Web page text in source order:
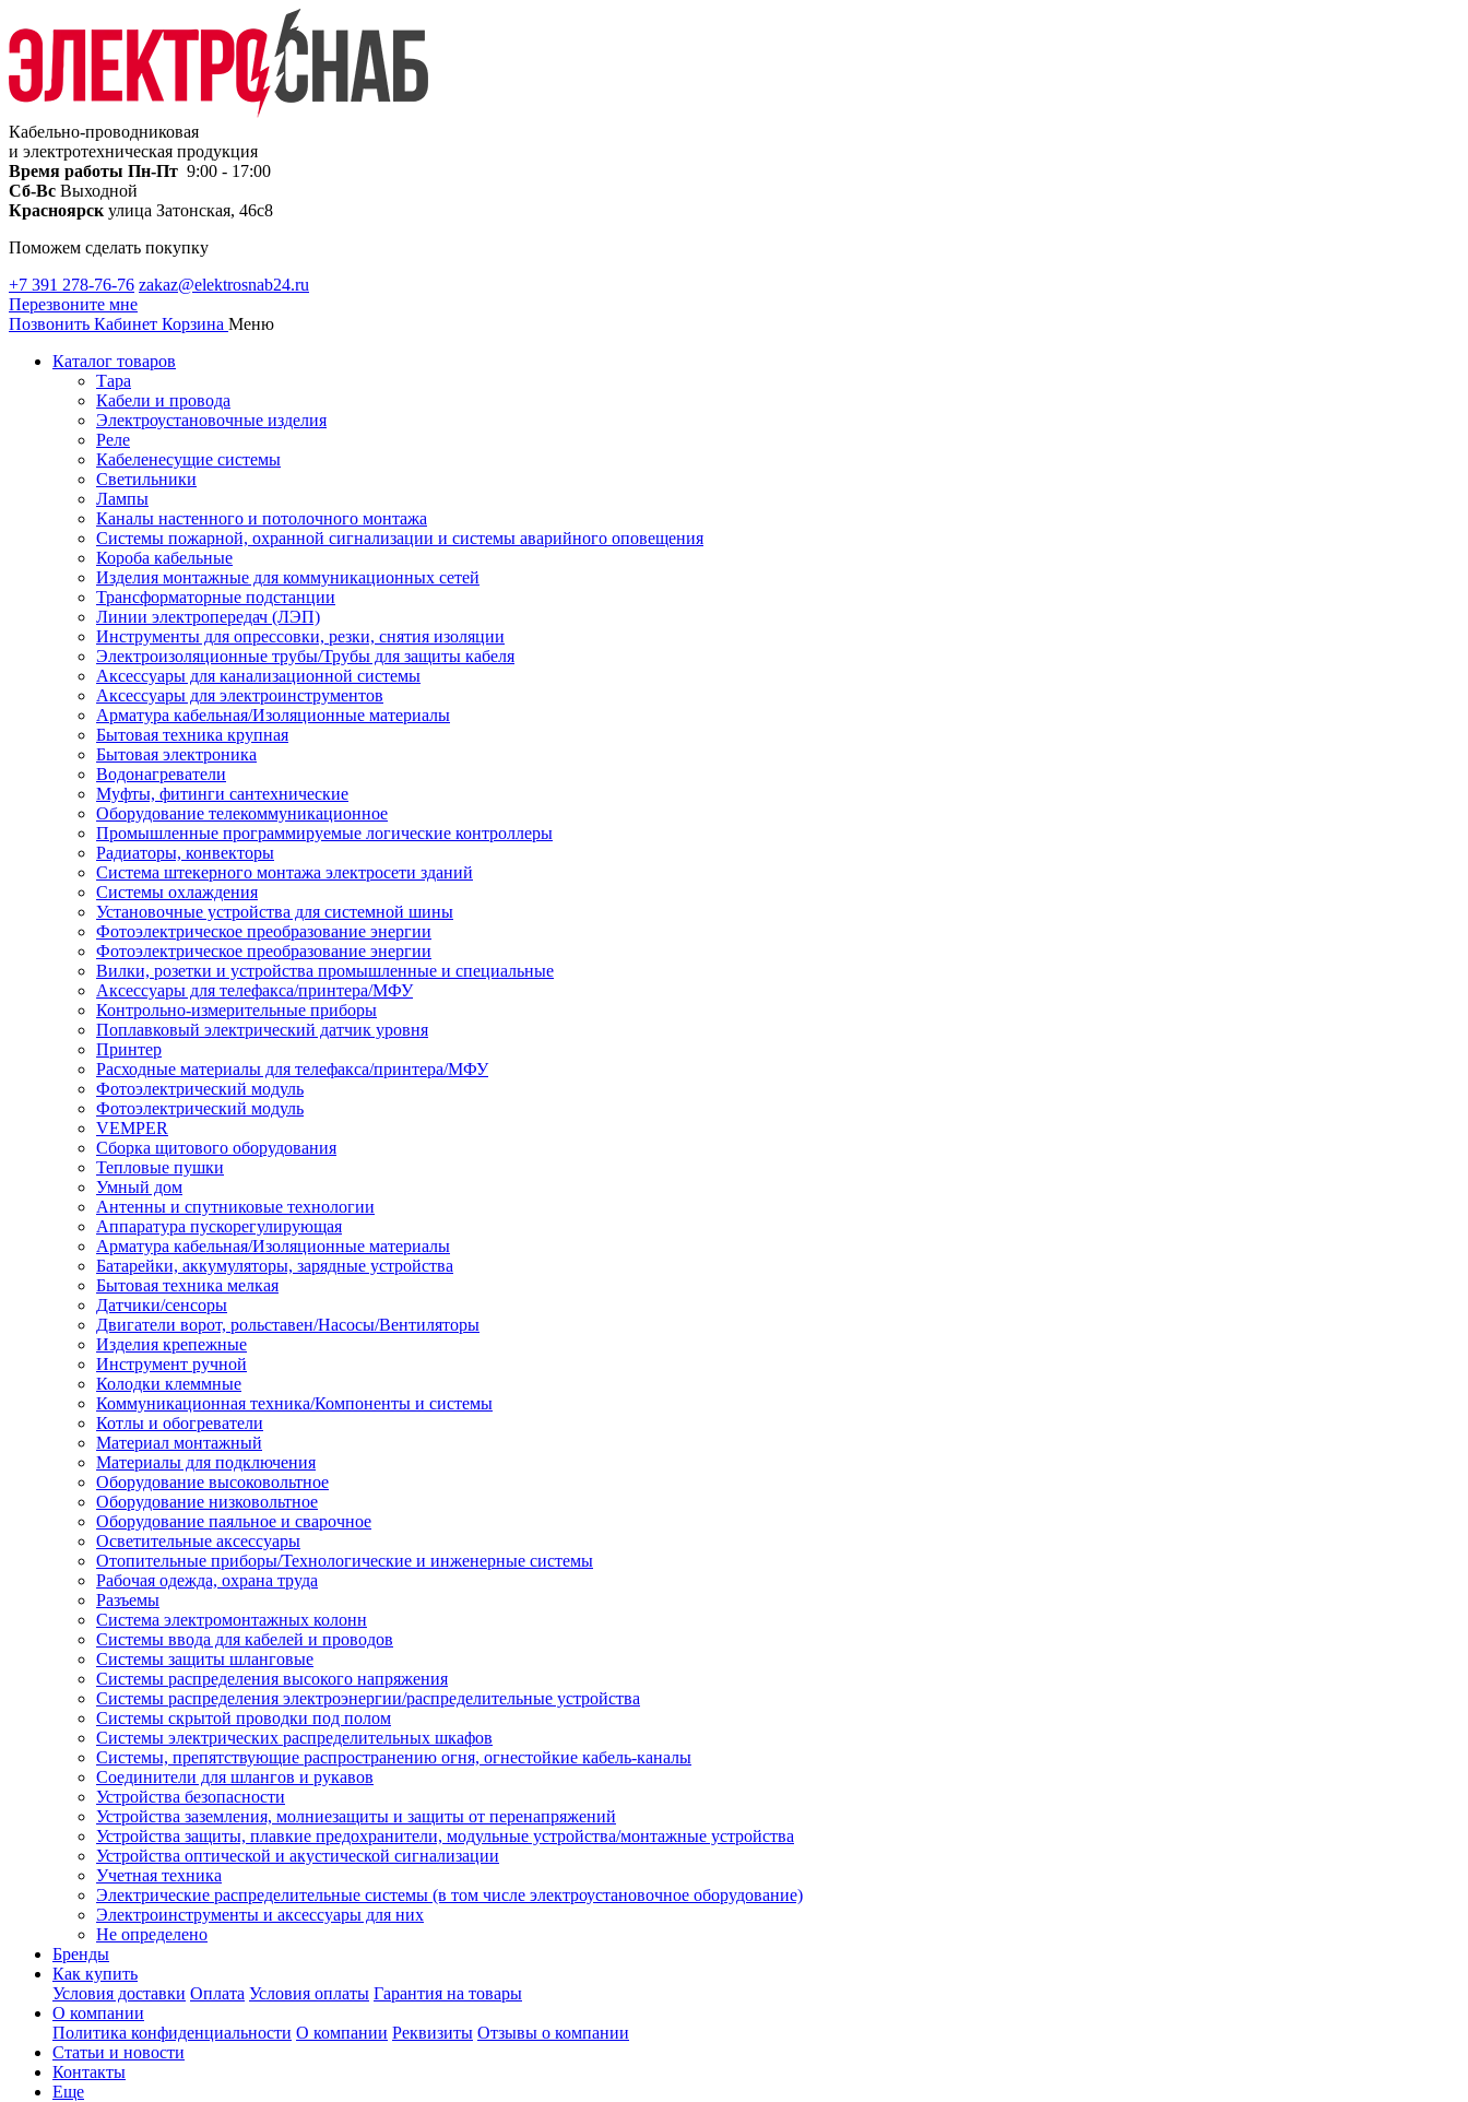
Кабельно-проводниковая
и электротехническая продукция
Время работы Пн-Пт 9:00 - 17:00
Сб-Вс Выходной
Красноярск улица Затонская, 46с8
Поможем сделать покупку
+7 391 278-76-76 zakaz@elektrosnab24.ru
Перезвоните мне
Позвонить Кабинет Корзина Меню
Каталог товаров
Тара
Кабели и провода
Электроустановочные изделия
Реле
Кабеленесущие системы
Светильники
Лампы
Каналы настенного и потолочного монтажа
Системы пожарной, охранной сигнализации и системы аварийного оповещения
Короба кабельные
Изделия монтажные для коммуникационных сетей
Трансформаторные подстанции
Линии электропередач (ЛЭП)
Инструменты для опрессовки, резки, снятия изоляции
Электроизоляционные трубы/Трубы для защиты кабеля
Аксессуары для канализационной системы
Аксессуары для электроинструментов
Арматура кабельная/Изоляционные материалы
Бытовая техника крупная
Бытовая электроника
Водонагреватели
Муфты, фитинги сантехнические
Оборудование телекоммуникационное
Промышленные программируемые логические контроллеры
Радиаторы, конвекторы
Система штекерного монтажа электросети зданий
Системы охлаждения
Установочные устройства для системной шины
Фотоэлектрическое преобразование энергии
Фотоэлектрическое преобразование энергии
Вилки, розетки и устройства промышленные и специальные
Аксессуары для телефакса/принтера/МФУ
Контрольно-измерительные приборы
Поплавковый электрический датчик уровня
Принтер
Расходные материалы для телефакса/принтера/МФУ
Фотоэлектрический модуль
Фотоэлектрический модуль
VEMPER
Сборка щитового оборудования
Тепловые пушки
Умный дом
Антенны и спутниковые технологии
Аппаратура пускорегулирующая
Арматура кабельная/Изоляционные материалы
Батарейки, аккумуляторы, зарядные устройства
Бытовая техника мелкая
Датчики/сенсоры
Двигатели ворот, рольставен/Насосы/Вентиляторы
Изделия крепежные
Инструмент ручной
Колодки клеммные
Коммуникационная техника/Компоненты и системы
Котлы и обогреватели
Материал монтажный
Материалы для подключения
Оборудование высоковольтное
Оборудование низковольтное
Оборудование паяльное и сварочное
Осветительные аксессуары
Отопительные приборы/Технологические и инженерные системы
Рабочая одежда, охрана труда
Разъемы
Система электромонтажных колонн
Системы ввода для кабелей и проводов
Системы защиты шланговые
Системы распределения высокого напряжения
Системы распределения электроэнергии/распределительные устройства
Системы скрытой проводки под полом
Системы электрических распределительных шкафов
Системы, препятствующие распространению огня, огнестойкие кабель-каналы
Соединители для шлангов и рукавов
Устройства безопасности
Устройства заземления, молниезащиты и защиты от перенапряжений
Устройства защиты, плавкие предохранители, модульные устройства/монтажные устройства
Устройства оптической и акустической сигнализации
Учетная техника
Электрические распределительные системы (в том числе электроустановочное оборудование)
Электроинструменты и аксессуары для них
Не определено
Бренды
Как купить
Условия доставки Оплата Условия оплаты Гарантия на товары
О компании
Политика конфиденциальности О компании Реквизиты Отзывы о компании
Статьи и новости
Контакты
Еще